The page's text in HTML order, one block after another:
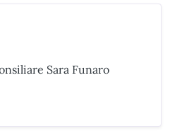
Sara Funaro